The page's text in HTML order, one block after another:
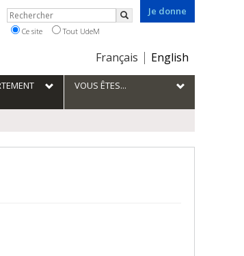
Je donne
Choix
la
langue
Français English
Rechercher
Rechercher
Ce site Tout UdeM
VOUS ÊTES...